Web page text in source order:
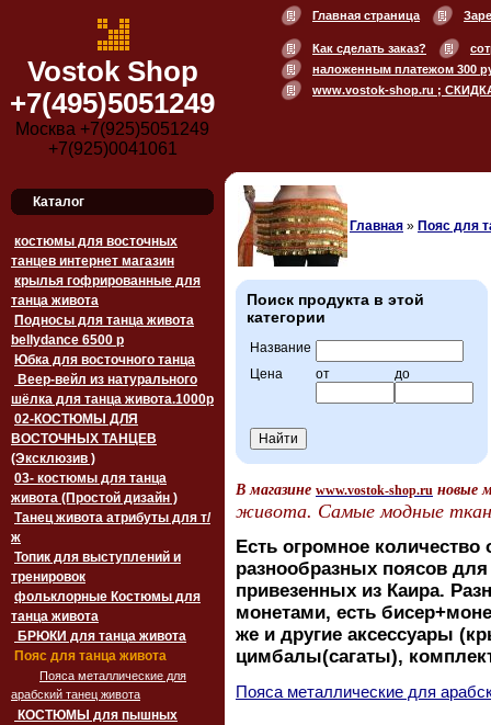
Vostok Shop
+7(495)5051249
Москва +7(925)5051249
+7(925)0041061
Главная страница
Как сделать заказ?
наложенным платежом 300
www.vostok-shop.ru ;
Каталог
костюмы для восточных
танцев интернет магазин
крылья гофрированные для
танца живота
Подносы для танца живота
bellydance 6500 p
Юбка для восточного танца
Веер-вейл из натурального
шёлка для танца живота.1000p
02-КОСТЮМЫ ДЛЯ
ВОСТОЧНЫХ ТАНЦЕВ
(Эксклюзив )
03- костюмы для танца
живота (Простой дизайн )
Танец живота атрибуты для т/
ж
Топик для выступлений и
тренировок
фольклорные Костюмы для
танца живота
БРЮКИ для танца живота
Пояс для танца живота
Пояса металлические для
арабский танец живота
Главная » Пояс для
Поиск продукта в этой
категории
Название
Цена
от до
В магазине www.vostok-shop.ru новые
живота. Самые модные
Есть огромное
разнообразных поясов
привезенных из Каира.
монетами, есть
же и другие аксессуары
цимбалы(сагаты),
Пояса металлические для